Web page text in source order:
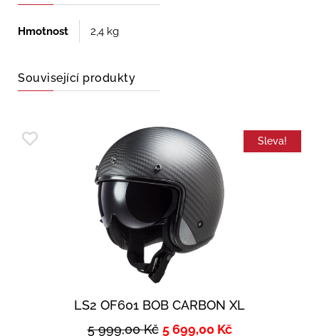
Hmotnost 2,4 kg
Související produkty
Sleva!
LS2 OF601 BOB CARBON XL
5 999,00Kč 5 699,00 Kč